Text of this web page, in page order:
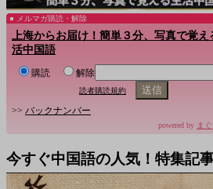
メルマガ購読・解除
上海からお届け！簡単３分、写真で覚え
活中国語
購読 解除
読者購読規約
>> バックナンバー
powered by ま
今すぐ中国語の人気！特集記